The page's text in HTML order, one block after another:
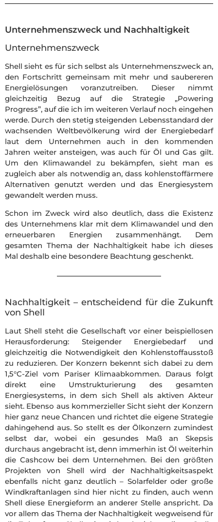
Unternehmenszweck und Nachhaltigkeit
Unternehmenszweck
Shell sieht es für sich selbst als Unternehmenszweck an,
den Fortschritt gemeinsam mit mehr und saubereren
Energielösungen voranzutreiben. Dieser nimmt
gleichzeitig Bezug auf die Strategie „Powering
Progress”, auf die ich im weiteren Verlauf noch eingehen
werde. Durch den stetig steigenden Lebensstandard der
wachsenden Weltbevölkerung wird der Energiebedarf
laut dem Unternehmen auch in den kommenden
Jahren weiter ansteigen, was auch für Öl und Gas gilt.
Um den Klimawandel zu bekämpfen, sieht man es
zugleich aber als notwendig an, dass kohlenstoffärmere
Alternativen genutzt werden und das Energiesystem
gewandelt werden muss.
Schon im Zweck wird also deutlich, dass die Existenz
des Unternehmens klar mit dem Klimawandel und den
erneuerbaren Energien zusammenhängt. Dem
gesamten Thema der Nachhaltigkeit habe ich dieses
Mal deshalb eine besondere Beachtung geschenkt.
Nachhaltigkeit – entscheidend für die Zukunft
von Shell
Laut Shell steht die Gesellschaft vor einer beispiellosen
Herausforderung: Steigender Energiebedarf und
gleichzeitig die Notwendigkeit den Kohlenstoffausstoß
zu reduzieren. Der Konzern bekennt sich dabei zu dem
1,5°C-Ziel vom Pariser Klimaabkommen. Daraus folgt
direkt eine Umstrukturierung des gesamten
Energiesystems, in dem sich Shell als aktiven Akteur
sieht. Ebenso aus kommerzieller Sicht sieht der Konzern
hier ganz neue Chancen und richtet die eigene Strategie
dahingehend aus. So stellt es der Ölkonzern zumindest
selbst dar, wobei ein gesundes Maß an Skepsis
durchaus angebracht ist, denn immerhin ist Öl weiterhin
die Cashcow bei dem Unternehmen. Bei den größten
Projekten von Shell wird der Nachhaltigkeitsaspekt
ebenfalls nicht ganz deutlich – Solarfelder oder große
Windkraftanlagen sind hier nicht zu finden, auch wenn
Shell diese Energieform an anderer Stelle anspricht. Da
vor allem das Thema der Nachhaltigkeit wegweisend für